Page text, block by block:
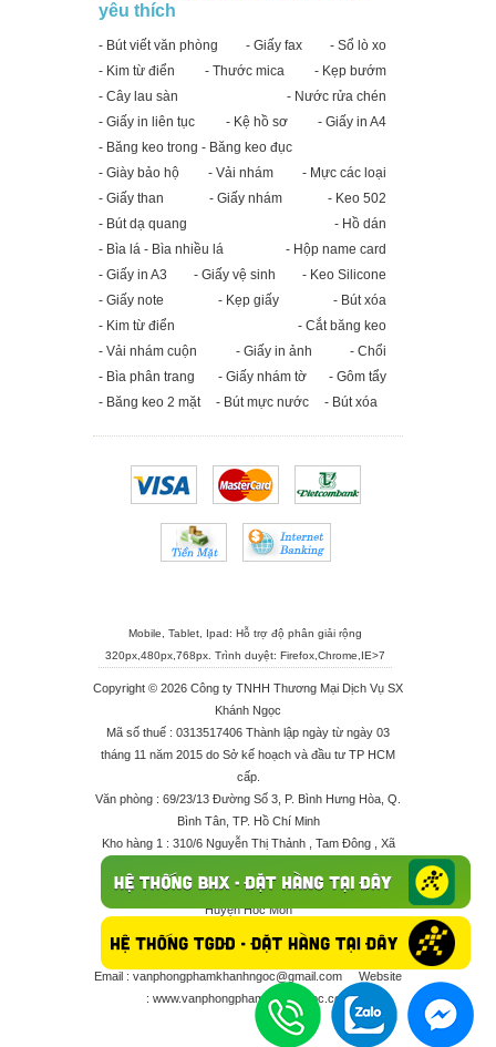
yêu thích
- Bút viết văn phòng - Giấy fax
- Sổ lò xo
- Kim từ điển
- Thước mica
- Kẹp bướm
- Cây lau sàn
- Nước rửa chén
- Giấy in liên tục
- Kệ hồ sơ
- Giấy in A4
- Băng keo trong - Băng keo đục
- Giày bảo hộ
- Vải nhám
- Mực các loại
- Giấy than
- Giấy nhám
- Keo 502
- Bút dạ quang
- Hồ dán
- Bìa lá - Bìa nhiều lá
- Hộp name card
- Giấy in A3
- Giấy vệ sinh
- Keo Silicone
- Giấy note
- Kẹp giấy
- Bút xóa
- Kim từ điển
- Cắt băng keo
- Vải nhám cuộn
- Giấy in ảnh
- Chổi
- Bìa phân trang
- Giấy nhám tờ
- Gôm tẩy
- Băng keo 2 mặt
- Bút mực nước - Bút xóa
Mobile, Tablet, Ipad: Hỗ trợ độ phân giải rộng
320px,480px,768px. Trình duyệt: Firefox,Chrome,IE>7
Copyright © 2026 Công ty TNHH Thương Mại Dịch Vụ SX
Khánh Ngọc
Mã số thuế : 0313517406 Thành lập ngày từ ngày 03
tháng 11 năm 2015 do Sở kế hoạch và đầu tư TP HCM
cấp.
Văn phòng : 69/23/13 Đường Số 3, P. Bình Hưng Hòa, Q.
Bình Tân, TP. Hồ Chí Minh
Kho hàng 1 : 310/6 Nguyễn Thị Thảnh , Tam Đông , Xã
Kho hàng 2 : 68/2X Ấp Đông 1 , Xã Thới Tam Thôn ,
Huyện Hóc Môn
Điện thoại : 028 625 66506 - 0909 682 189 - 082 7158
413 - 096 298 10 17 - 0961 208 617
Email : vanphongphamkhanhngoc@gmail.com
Website
: www.vanphongphamkhanhngoc.com